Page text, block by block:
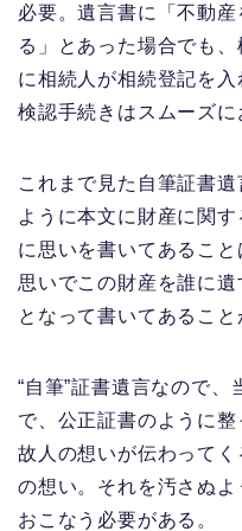
必要。遺言書に「不動
る」とあった場合でも
に相続人が相続登記を入
検認手続きはスムーズに
これまで見た自筆証書
ように本文に財産に関
に思いを書いてあるこ
思いでこの財産を誰に
となって書いてあること
“自筆”証書遺言なので
で、公正証書のように
故人の想いが伝わって
の想い。それを汚さぬよ
おこなう必要がある。